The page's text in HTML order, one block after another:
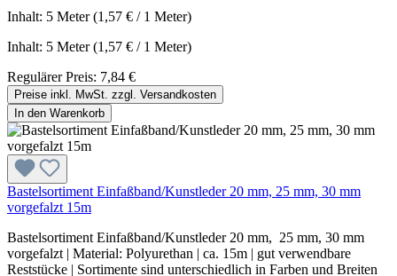
Inhalt: 5 Meter (1,57 € / 1 Meter)
Inhalt: 5 Meter(1,57 € / 1 Meter)
Regulärer Preis: 7,84 €
Preise inkl. MwSt. zzgl. Versandkosten
In den Warenkorb
Bastelsortiment Einfaßband/Kunstleder 20 mm, 25 mm, 30 mm
vorgefalzt 15m
Bastelsortiment Einfaßband/Kunstleder 20 mm, 25 mm, 30 mm
vorgefalzt | Material: Polyurethan | ca. 15m | gut verwendbare
Reststücke | Sortimente sind unterschiedlich in Farben und Breiten